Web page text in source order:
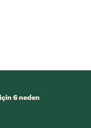
6 neden